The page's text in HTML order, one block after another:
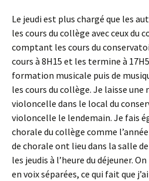
Le jeudi est plus chargé que les
les cours du collège avec ceux du
comptant les cours du
cours à 8H15 et les termine à
formation musicale puis de
les cours du collège. Je laisse
violoncelle dans le local du
violoncelle le lendemain. Je fais
chorale du collège comme
de chorale ont lieu dans la salle
les jeudis à l’heure du déjeuner.
en voix séparées, ce qui fait que